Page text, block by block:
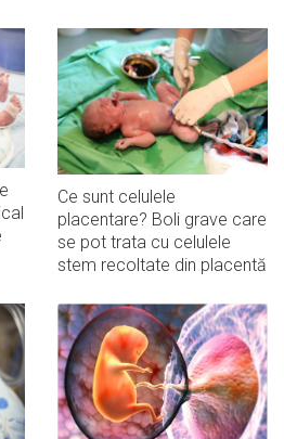
Ce sunt celulele
placentare? Boli grave care
se pot trata cu celulele
stem recoltate din placentă